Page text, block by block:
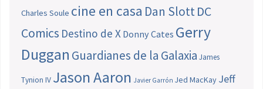
Charles Soule cine en casa Dan SlottDC
Comics Destino de X Donny Cates Gerry
Duggan Guardianes de la Galaxia James
Tynion IV Jason Aaron Javier Garrón Jed MacKay Jeff